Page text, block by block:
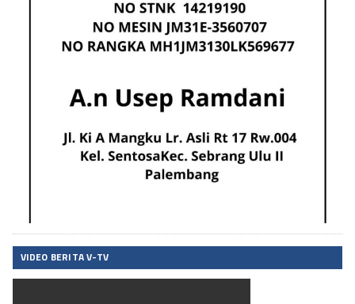
VIDEO BERITA V-TV